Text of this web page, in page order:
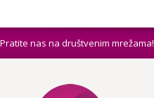
Pratite nas na društvenim mrežama!